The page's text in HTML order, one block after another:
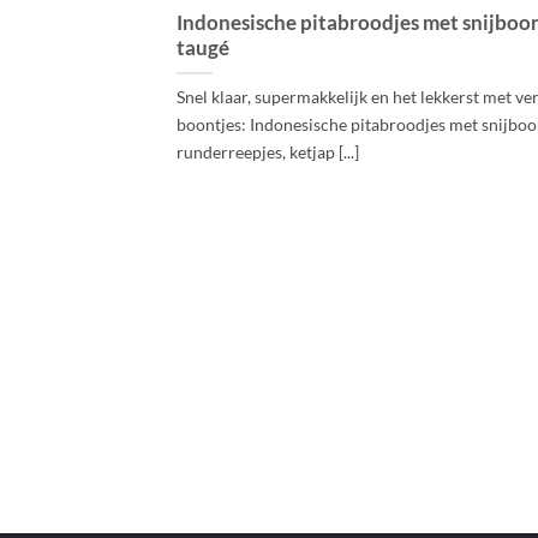
Indonesische pitabroodjes met
taugé
Snel klaar, supermakkelijk en het lekkerst met
boontjes: Indonesische pitabroodjes met
runderreepjes, ketjap [...]